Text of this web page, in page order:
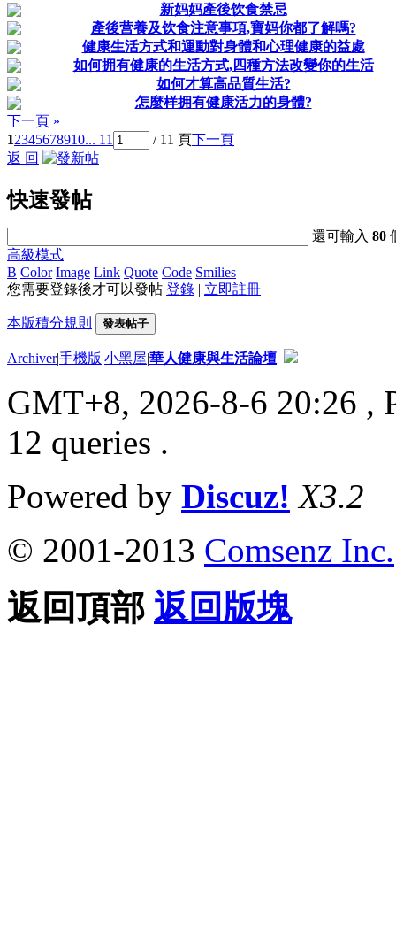
新妈妈產後饮食禁忌
產後营養及饮食注意事項,寶妈你都了解嗎?
健康生活方式和運動對身體和心理健康的益處
如何拥有健康的生活方式,四種方法改變你的生活
如何才算高品質生活?
怎麼样拥有健康活力的身體?
下一頁 »
12345678910... 11 / 11 頁下一頁
返 回
快速發帖
還可輸入80
高級模式
B Color Image Link Quote Code Smilies
您需要登錄後才可以發帖 登錄 | 立即註冊
本版積分規則 發表帖子
Archiver|手機版|小黑屋|華人健康與生活論壇
GMT+8, 2026-8-6 20:26 ,
12 queries .
Powered by Discuz! X3.2
© 2001-2013 Comsenz Inc.
返回頂部 返回版塊